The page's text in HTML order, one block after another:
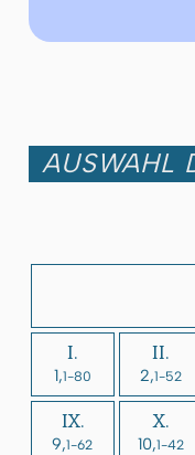
AUSWAHL
I.
1,1-80
II.
2,1-52
IX.
9,1-62
X.
10,1-42